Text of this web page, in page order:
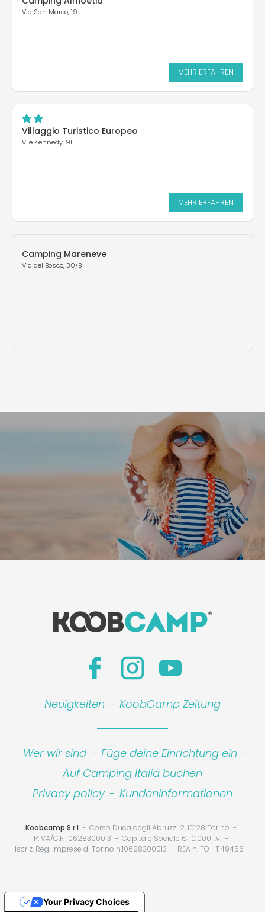
Via San Marco, 19
MEHR ERFAHREN
Villaggio Turistico Europeo
V.le Kennedy, 91
MEHR ERFAHREN
Camping Mareneve
Via del Bosco, 30/B
Neuigkeiten - KoobCamp Zeitung
Wer wir sind - Füge deine Einrichtung ein -
Auf Camping Italia buchen
Privacy policy - Kundeninformationen
Koobcamp S.r.l
Corso Duca degli Abruzzi 2, 10128 Torino
P.IVA/C.F. 10628300013
Capitale Sociale € 10.000 i.v.
Iscriz. Reg. Imprese di Torino n.10628300013
REA n. TO - 1149456
Your Privacy Choices